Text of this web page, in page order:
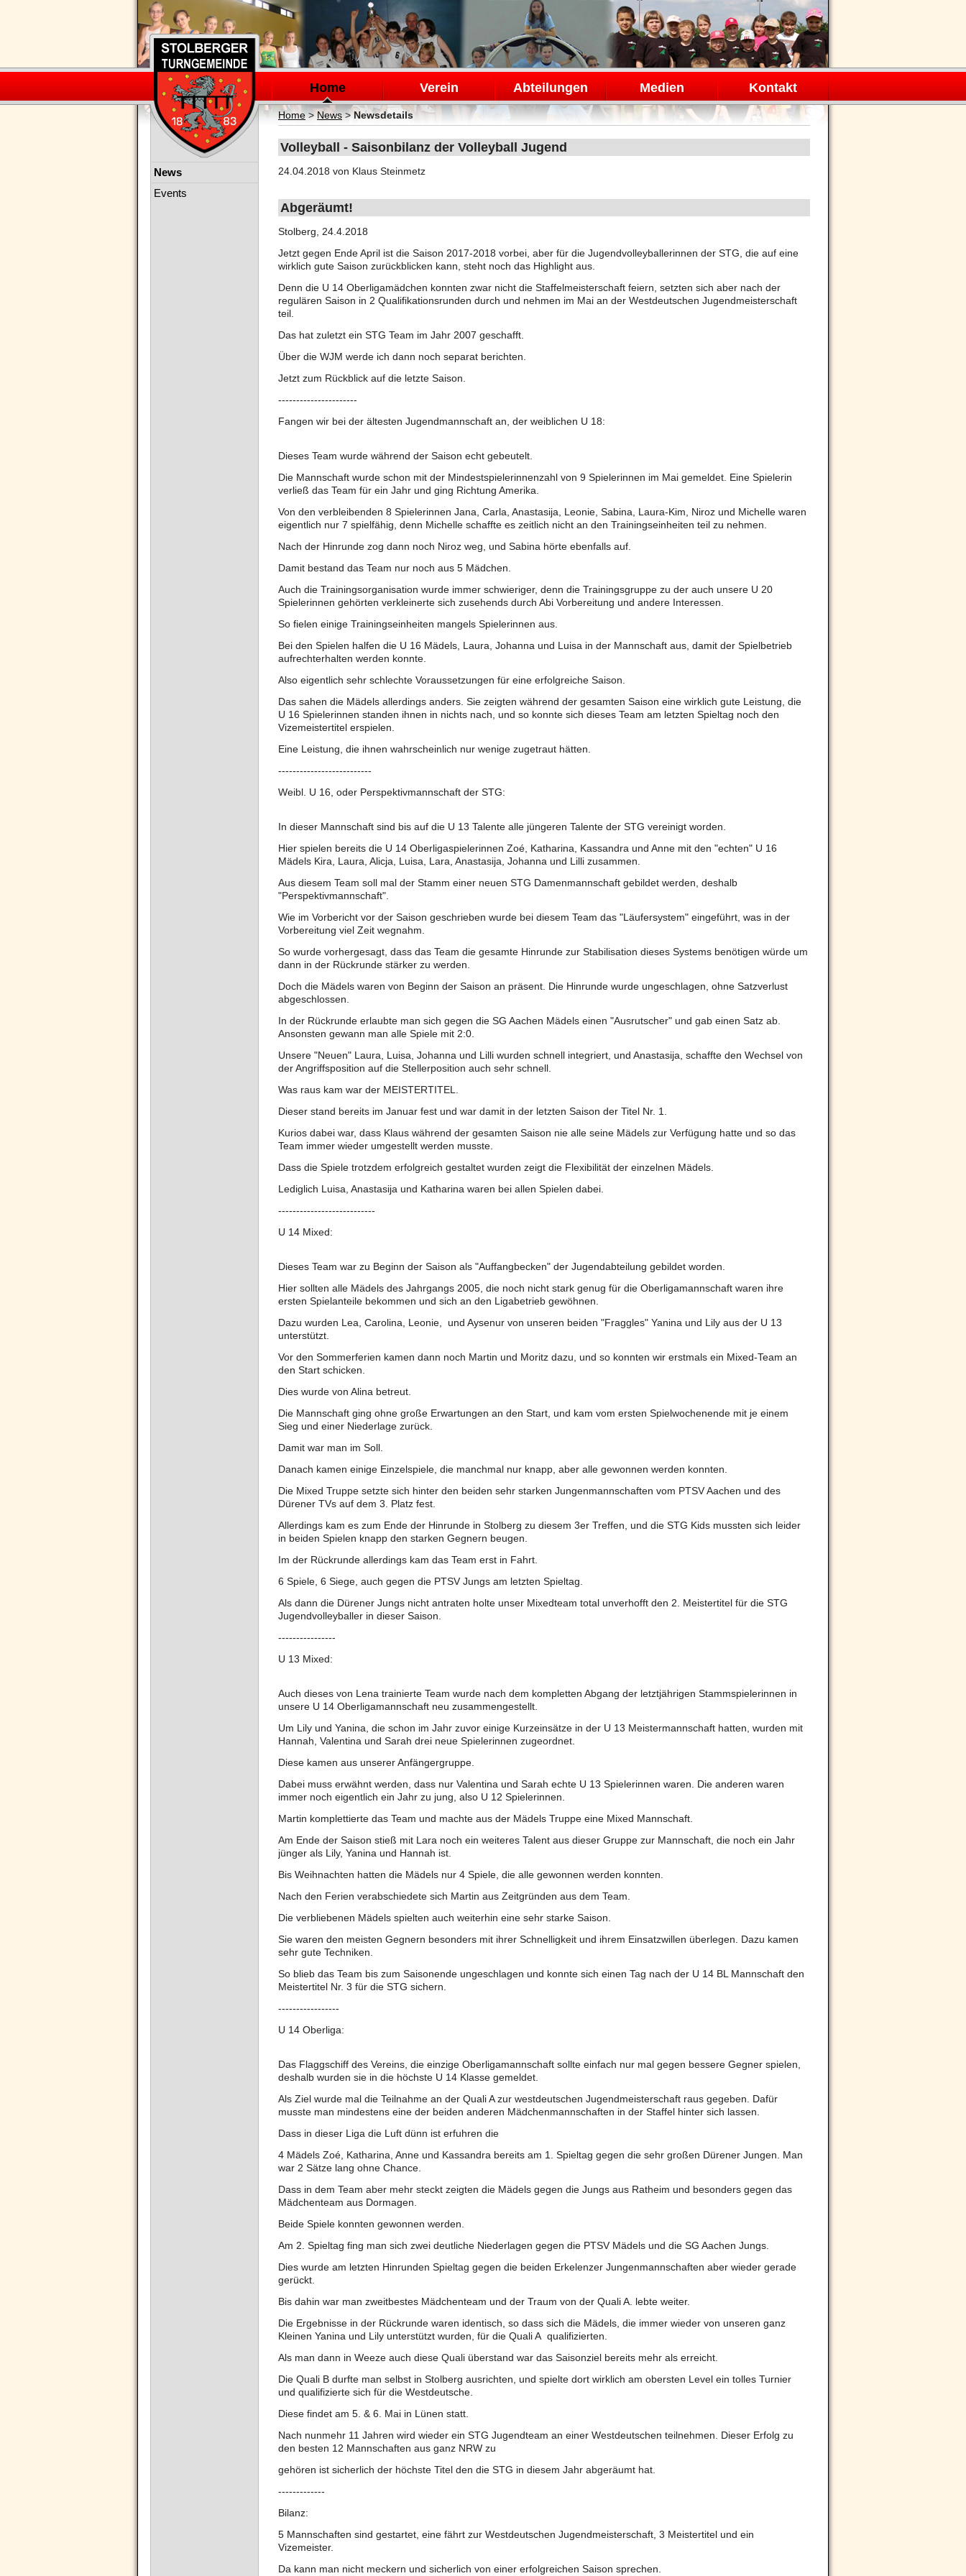
Navigation
überspringen
Home Verein Abteilungen Medien Kontakt
Home> News>Newsdetails
Volleyball - Saisonbilanz der Volleyball Jugend
24.04.2018 von Klaus Steinmetz
Abgeräumt!
Stolberg, 24.4.2018
Jetzt gegen Ende April ist die Saison 2017-2018 vorbei, aber für die Jugendvolleyballerinnen der STG, die auf eine
wirklich gute Saison zurückblicken kann, steht noch das Highlight aus.
Denn die U 14 Oberligamädchen konnten zwar nicht die Staffelmeisterschaft feiern, setzten sich aber nach der
regulären Saison in 2 Qualifikationsrunden durch und nehmen im Mai an der Westdeutschen Jugendmeisterschaft
teil.
Das hat zuletzt ein STG Team im Jahr 2007 geschafft.
Über die WJM werde ich dann noch separat berichten.
Jetzt zum Rückblick auf die letzte Saison.
----------------------
Fangen wir bei der ältesten Jugendmannschaft an, der weiblichen U 18:
Dieses Team wurde während der Saison echt gebeutelt.
Die Mannschaft wurde schon mit der Mindestspielerinnenzahl von 9 Spielerinnen im Mai gemeldet. Eine Spielerin
verließ das Team für ein Jahr und ging Richtung Amerika.
Von den verbleibenden 8 Spielerinnen Jana, Carla, Anastasija, Leonie, Sabina, Laura-Kim, Niroz und Michelle waren
eigentlich nur 7 spielfähig, denn Michelle schaffte es zeitlich nicht an den Trainingseinheiten teil zu nehmen.
Nach der Hinrunde zog dann noch Niroz weg, und Sabina hörte ebenfalls auf.
Damit bestand das Team nur noch aus 5 Mädchen.
Auch die Trainingsorganisation wurde immer schwieriger, denn die Trainingsgruppe zu der auch unsere U 20
Spielerinnen gehörten verkleinerte sich zusehends durch Abi Vorbereitung und andere Interessen.
So fielen einige Trainingseinheiten mangels Spielerinnen aus.
Bei den Spielen halfen die U 16 Mädels, Laura, Johanna und Luisa in der Mannschaft aus, damit der Spielbetrieb
aufrechterhalten werden konnte.
Also eigentlich sehr schlechte Voraussetzungen für eine erfolgreiche Saison.
Das sahen die Mädels allerdings anders. Sie zeigten während der gesamten Saison eine wirklich gute Leistung, die
U 16 Spielerinnen standen ihnen in nichts nach, und so konnte sich dieses Team am letzten Spieltag noch den
Vizemeistertitel erspielen.
Eine Leistung, die ihnen wahrscheinlich nur wenige zugetraut hätten.
--------------------------
Weibl. U 16, oder Perspektivmannschaft der STG:
In dieser Mannschaft sind bis auf die U 13 Talente alle jüngeren Talente der STG vereinigt worden.
Hier spielen bereits die U 14 Oberligaspielerinnen Zoé, Katharina, Kassandra und Anne mit den "echten" U 16
Mädels Kira, Laura, Alicja, Luisa, Lara, Anastasija, Johanna und Lilli zusammen.
Aus diesem Team soll mal der Stamm einer neuen STG Damenmannschaft gebildet werden, deshalb
"Perspektivmannschaft".
Wie im Vorbericht vor der Saison geschrieben wurde bei diesem Team das "Läufersystem" eingeführt, was in der
Vorbereitung viel Zeit wegnahm.
So wurde vorhergesagt, dass das Team die gesamte Hinrunde zur Stabilisation dieses Systems benötigen würde um
dann in der Rückrunde stärker zu werden.
Doch die Mädels waren von Beginn der Saison an präsent. Die Hinrunde wurde ungeschlagen, ohne Satzverlust
abgeschlossen.
In der Rückrunde erlaubte man sich gegen die SG Aachen Mädels einen "Ausrutscher" und gab einen Satz ab.
Ansonsten gewann man alle Spiele mit 2:0.
Unsere "Neuen" Laura, Luisa, Johanna und Lilli wurden schnell integriert, und Anastasija, schaffte den Wechsel von
der Angriffsposition auf die Stellerposition auch sehr schnell.
Was raus kam war der MEISTERTITEL.
Dieser stand bereits im Januar fest und war damit in der letzten Saison der Titel Nr. 1.
Kurios dabei war, dass Klaus während der gesamten Saison nie alle seine Mädels zur Verfügung hatte und so das
Team immer wieder umgestellt werden musste.
Dass die Spiele trotzdem erfolgreich gestaltet wurden zeigt die Flexibilität der einzelnen Mädels.
Lediglich Luisa, Anastasija und Katharina waren bei allen Spielen dabei.
---------------------------
U 14 Mixed:
Dieses Team war zu Beginn der Saison als "Auffangbecken" der Jugendabteilung gebildet worden.
Hier sollten alle Mädels des Jahrgangs 2005, die noch nicht stark genug für die Oberligamannschaft waren ihre
ersten Spielanteile bekommen und sich an den Ligabetrieb gewöhnen.
Dazu wurden Lea, Carolina, Leonie, und Aysenur von unseren beiden "Fraggles" Yanina und Lily aus der U 13
unterstützt.
Vor den Sommerferien kamen dann noch Martin und Moritz dazu, und so konnten wir erstmals ein Mixed-Team an
den Start schicken.
Dies wurde von Alina betreut.
Die Mannschaft ging ohne große Erwartungen an den Start, und kam vom ersten Spielwochenende mit je einem
Sieg und einer Niederlage zurück.
Damit war man im Soll.
Danach kamen einige Einzelspiele, die manchmal nur knapp, aber alle gewonnen werden konnten.
Die Mixed Truppe setzte sich hinter den beiden sehr starken Jungenmannschaften vom PTSV Aachen und des
Dürener TVs auf dem 3. Platz fest.
Allerdings kam es zum Ende der Hinrunde in Stolberg zu diesem 3er Treffen, und die STG Kids mussten sich leider
in beiden Spielen knapp den starken Gegnern beugen.
Im der Rückrunde allerdings kam das Team erst in Fahrt.
6 Spiele, 6 Siege, auch gegen die PTSV Jungs am letzten Spieltag.
Als dann die Dürener Jungs nicht antraten holte unser Mixedteam total unverhofft den 2. Meistertitel für die STG
Jugendvolleyballer in dieser Saison.
----------------
U 13 Mixed:
Auch dieses von Lena trainierte Team wurde nach dem kompletten Abgang der letztjährigen Stammspielerinnen in
unsere U 14 Oberligamannschaft neu zusammengestellt.
Um Lily und Yanina, die schon im Jahr zuvor einige Kurzeinsätze in der U 13 Meistermannschaft hatten, wurden mit
Hannah, Valentina und Sarah drei neue Spielerinnen zugeordnet.
Diese kamen aus unserer Anfängergruppe.
Dabei muss erwähnt werden, dass nur Valentina und Sarah echte U 13 Spielerinnen waren. Die anderen waren
immer noch eigentlich ein Jahr zu jung, also U 12 Spielerinnen.
Martin komplettierte das Team und machte aus der Mädels Truppe eine Mixed Mannschaft.
Am Ende der Saison stieß mit Lara noch ein weiteres Talent aus dieser Gruppe zur Mannschaft, die noch ein Jahr
jünger als Lily, Yanina und Hannah ist.
Bis Weihnachten hatten die Mädels nur 4 Spiele, die alle gewonnen werden konnten.
Nach den Ferien verabschiedete sich Martin aus Zeitgründen aus dem Team.
Die verbliebenen Mädels spielten auch weiterhin eine sehr starke Saison.
Sie waren den meisten Gegnern besonders mit ihrer Schnelligkeit und ihrem Einsatzwillen überlegen. Dazu kamen
sehr gute Techniken.
So blieb das Team bis zum Saisonende ungeschlagen und konnte sich einen Tag nach der U 14 BL Mannschaft den
Meistertitel Nr. 3 für die STG sichern.
-----------------
U 14 Oberliga:
Das Flaggschiff des Vereins, die einzige Oberligamannschaft sollte einfach nur mal gegen bessere Gegner spielen,
deshalb wurden sie in die höchste U 14 Klasse gemeldet.
Als Ziel wurde mal die Teilnahme an der Quali A zur westdeutschen Jugendmeisterschaft raus gegeben. Dafür
musste man mindestens eine der beiden anderen Mädchenmannschaften in der Staffel hinter sich lassen.
Dass in dieser Liga die Luft dünn ist erfuhren die
4 Mädels Zoé, Katharina, Anne und Kassandra bereits am 1. Spieltag gegen die sehr großen Dürener Jungen. Man
war 2 Sätze lang ohne Chance.
Dass in dem Team aber mehr steckt zeigten die Mädels gegen die Jungs aus Ratheim und besonders gegen das
Mädchenteam aus Dormagen.
Beide Spiele konnten gewonnen werden.
Am 2. Spieltag fing man sich zwei deutliche Niederlagen gegen die PTSV Mädels und die SG Aachen Jungs.
Dies wurde am letzten Hinrunden Spieltag gegen die beiden Erkelenzer Jungenmannschaften aber wieder gerade
gerückt.
Bis dahin war man zweitbestes Mädchenteam und der Traum von der Quali A. lebte weiter.
Die Ergebnisse in der Rückrunde waren identisch, so dass sich die Mädels, die immer wieder von unseren ganz
Kleinen Yanina und Lily unterstützt wurden, für die Quali A qualifizierten.
Als man dann in Weeze auch diese Quali überstand war das Saisonziel bereits mehr als erreicht.
Die Quali B durfte man selbst in Stolberg ausrichten, und spielte dort wirklich am obersten Level ein tolles Turnier
und qualifizierte sich für die Westdeutsche.
Diese findet am 5. & 6. Mai in Lünen statt.
Nach nunmehr 11 Jahren wird wieder ein STG Jugendteam an einer Westdeutschen teilnehmen. Dieser Erfolg zu
den besten 12 Mannschaften aus ganz NRW zu
gehören ist sicherlich der höchste Titel den die STG in diesem Jahr abgeräumt hat.
-------------
Bilanz:
5 Mannschaften sind gestartet, eine fährt zur Westdeutschen Jugendmeisterschaft, 3 Meistertitel und ein
Vizemeister.
Da kann man nicht meckern und sicherlich von einer erfolgreichen Saison sprechen.
Navigation
News
Events